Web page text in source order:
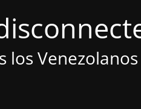
los Venezolanos